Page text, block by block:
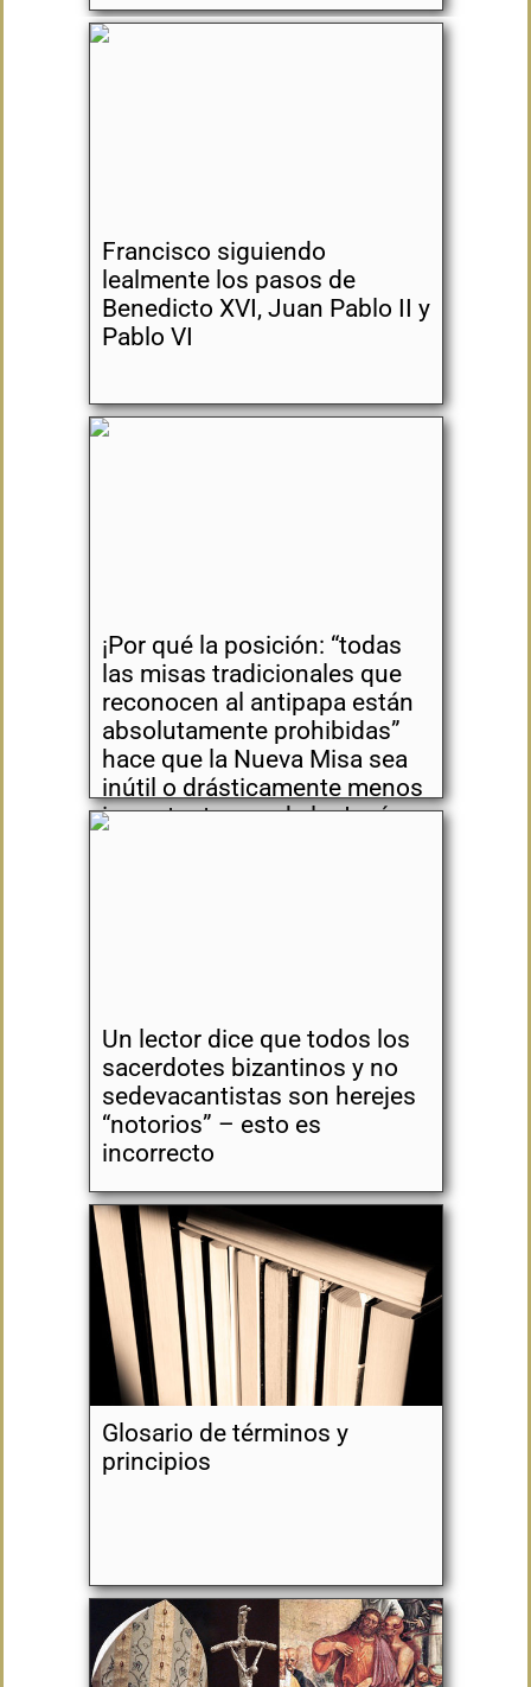
Francisco siguiendo
lealmente los pasos de
Benedicto XVI, Juan Pablo II y
Pablo VI
¡Por qué la posición: “todas
las misas tradicionales que
reconocen al antipapa están
absolutamente prohibidas”
hace que la Nueva Misa sea
inútil o drásticamente menos
importante que de lo Jesús
Un lector dice que todos los
sacerdotes bizantinos y no
sedevacantistas son herejes
“notorios” – esto es
incorrecto
Glosario de términos y
principios